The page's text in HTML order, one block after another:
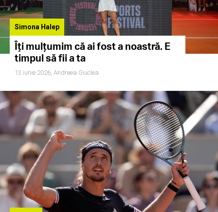
Simona Halep
Îți mulțumim că ai fost a noastră. E
timpul să fii a ta
13 iunie 2026, Andreea Giuclea